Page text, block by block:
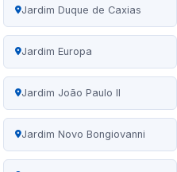
Jardim Duque de Caxias
Jardim Europa
Jardim João Paulo II
Jardim Novo Bongiovanni